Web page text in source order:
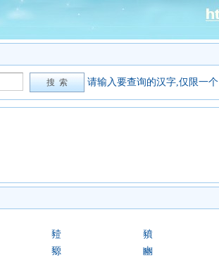
请输入要查询的汉字,仅限一个
豷 豶
豲 豳